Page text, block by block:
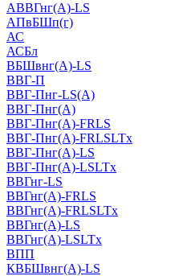
АВВГнг(А)-LS
АПвБШп(г)
АС
АСБл
ВБШвнг(А)-LS
ВВГ-П
ВВГ-Пнг-LS(А)
ВВГ-Пнг(А)
ВВГ-Пнг(А)-FRLS
ВВГ-Пнг(А)-FRLSLTx
ВВГ-Пнг(А)-LS
ВВГ-Пнг(А)-LSLTx
ВВГнг-LS
ВВГнг(А)-FRLS
ВВГнг(А)-FRLSLTx
ВВГнг(А)-LS
ВВГнг(А)-LSLTx
ВПП
КВБШвнг(А)-LS